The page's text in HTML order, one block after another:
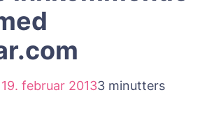
19. februar 20133 minutters